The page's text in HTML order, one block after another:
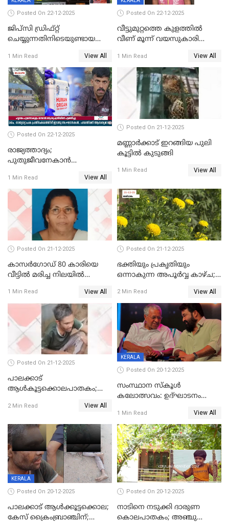
Posted On 22-12-2025
ജിപ്സി ഡ്രിഫ്റ്റ്
ചെയ്യുന്നതിനിടെയുണ്ടായ
ദാരുണാന്ത്യം; ജീപ്സി
ഓടിച്ചയാൾ അറസ്റ്റിൽ.
1 Min Read View All
Posted On 22-12-2025
വീട്ടുമുറ്റത്തെ കുളത്തിൽ
വീണ് മൂന്ന് വയസുകാരി
1 Min Read View All
Posted On 22-12-2025
രാജ്യത്താദ്യം;
പുതുജീവനേകാൻ
എറണാകുളം സർക്കാർ
ജനറൽ
ആശുപത്രിയിലെത്തിച്ചു
1 Min Read View All
Posted On 21-12-2025
മണ്ണാർക്കാട് ഇറങ്ങിയ പുലി
കൂട്ടിൽ കുടുങ്ങി
1 Min Read View All
Posted On 21-12-2025
കാസർഗോഡ് 80 കാരിയെ
വീട്ടിൽ മരിച്ച നിലയിൽ
1 Min Read View All
Posted On 21-12-2025
ഭക്തിയും പ്രകൃതിയും
ഒന്നാകുന്ന അപൂര്‍വ്വ കാഴ്ച;
കാഴ്ചാനുഭവമൊരുക്കി
ശബരീ നന്ദനം
2 Min Read View All
Posted On 21-12-2025
പാലക്കാട്‌
ആൾകൂട്ടക്കൊലപാതകം;
ഊർജ്ജിതമാക്കിമാക്കി
2 Min Read View All
KERALA
Posted On 20-12-2025
സംസ്ഥാന സ്കൂൾ
കലോത്സവം: ഉദ്ഘാടനം
മുഖ്യാതിഥിയായി
മോഹൻലാൽ
1 Min Read View All
KERALA
Posted On 20-12-2025
പാലക്കാട് ആൾക്കൂട്ടക്കൊല;
കേസ് ക്രൈംബ്രാഞ്ചിന്;
Posted On 20-12-2025
നാടിനെ നടുക്കി ദാരുണ
കൊലപാതകം; അഞ്ചു